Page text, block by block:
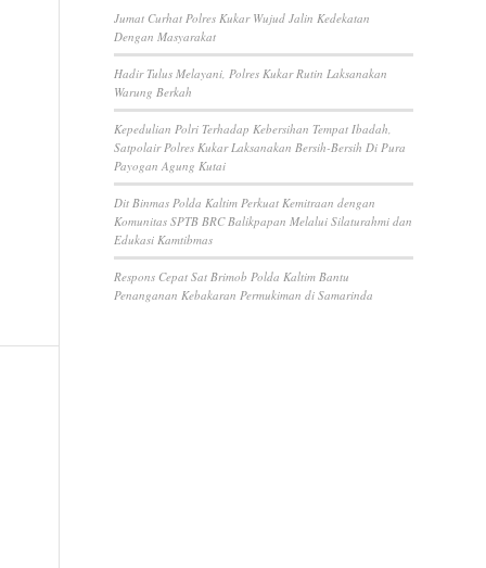
Jumat Curhat Polres Kukar Wujud Jalin Kedekatan
Dengan Masyarakat
Hadir Tulus Melayani, Polres Kukar Rutin Laksanakan
Warung Berkah
Kepedulian Polri Terhadap Kebersihan Tempat Ibadah,
Satpolair Polres Kukar Laksanakan Bersih-Bersih Di Pura
Payogan Agung Kutai
Dit Binmas Polda Kaltim Perkuat Kemitraan dengan
Komunitas SPTB BRC Balikpapan Melalui Silaturahmi dan
Edukasi Kamtibmas
Respons Cepat Sat Brimob Polda Kaltim Bantu
Penanganan Kebakaran Permukiman di Samarinda